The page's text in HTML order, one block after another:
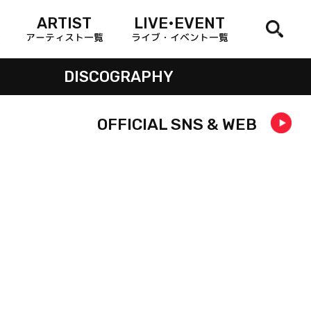
ARTIST
アーティスト一覧
LIVE•EVENT
ライブ・イベント一覧
DISCOGRAPHY
OFFICIAL SNS & WEB